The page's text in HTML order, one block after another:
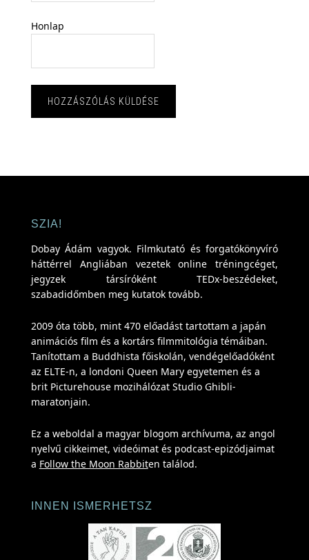
Honlap
SZIA!
Dobay Ádám vagyok. Filmkutató és forgatókönyvíró
háttérrel Angliában vezetek online tréningcéget,
jegyzek társíróként TEDx-beszédeket,
szabadidőmben meg kutatok tovább.
2009 óta több, mint 470 előadást tartottam a japán
animációs film és a kortárs filmmitológia témáiban.
Tanítottam a Buddhista főiskolán, vendégelőadóként
az ELTE-n, a londoni Queen Mary egyetemen és a
brit Picturehouse mozihálózat Studio Ghibli-
maratonjain.
Ez a weboldal a magyar blogom archívuma, az angol
nyelvű cikkeimet, videóimat és podcast-epizódjaimat
a Follow the Moon Rabbiten találod.
INNEN ISMERHETSZ